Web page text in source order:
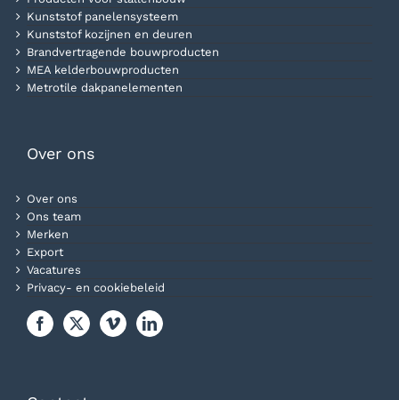
Kunststof panelensysteem
Kunststof kozijnen en deuren
Brandvertragende bouwproducten
MEA kelderbouwproducten
Metrotile dakpanelementen
Over ons
Over ons
Ons team
Merken
Export
Vacatures
Privacy- en cookiebeleid